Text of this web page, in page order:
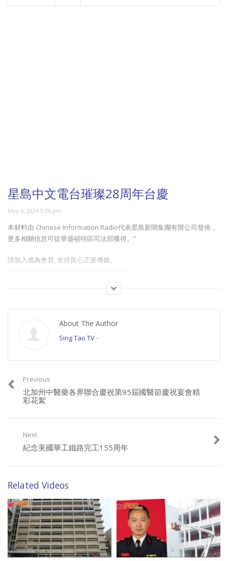
星島中文電台璀璨28周年台慶
May 6, 2024 5:36 pm
本材料由 Chinese Information Radio代表星島新聞集團有限公司發佈，
更多相關信息可從華盛頓特區司法部獲得。”
請加入成為會員, 支持良心正派傳媒。
Join this channel to get access to perks:
https://www.youtube.com/channel/UCYWSlgQB1BpfQTkNm_P5qIw/join
,活動視頻
About The Author
Sing Tao TV-
Previous
北加州中醫藥各界聯合慶祝第95屆國醫節慶祝宴會精
彩花絮
Next
紀念美國華工鐵路完工155周年
Related Videos